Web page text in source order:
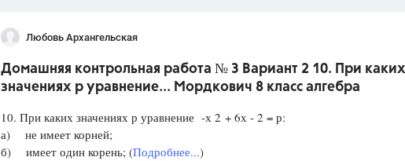
Любовь Архангельская
Домашняя контрольная работа № 3 Вариант 2 10. При каких
значениях р уравнение... Мордкович 8 класс алгебра
10. При каких значениях р уравнение -х 2 + 6х - 2 = р:
а) не имеет корней;
б) имеет один корень; (Подробнее...)